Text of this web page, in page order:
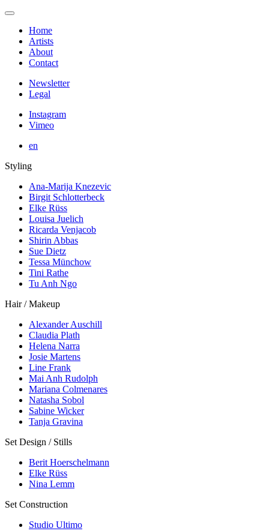
Home
Artists
About
Contact
Newsletter
Legal
Instagram
Vimeo
en
Styling
Ana-Marija Knezevic
Birgit Schlotterbeck
Elke Rüss
Louisa Juelich
Ricarda Venjacob
Shirin Abbas
Sue Dietz
Tessa Münchow
Tini Rathe
Tu Anh Ngo
Hair / Makeup
Alexander Auschill
Claudia Plath
Helena Narra
Josie Martens
Line Frank
Mai Anh Rudolph
Mariana Colmenares
Natasha Sobol
Sabine Wicker
Tanja Gravina
Set Design / Stills
Berit Hoerschelmann
Elke Rüss
Nina Lemm
Set Construction
Studio Ultimo